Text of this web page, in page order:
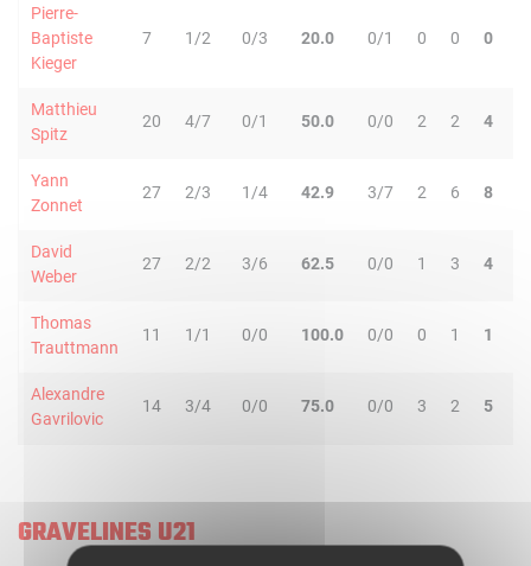
Pierre-
Baptiste
Kieger
7 1/2 0/3 20.0 0/1 0 0 0
Matthieu
Spitz
20 4/7 0/1 50.0 0/0 2 2 4
Yann
Zonnet
27 2/3 1/4 42.9 3/7 2 6 8
David
Weber
27 2/2 3/6 62.5 0/0 1 3 4
Thomas
Trauttmann
11 1/1 0/0 100.0 0/0 0 1 1
Alexandre
Gavrilovic
14 3/4 0/0 75.0 0/0 3 2 5
GRAVELINES U21